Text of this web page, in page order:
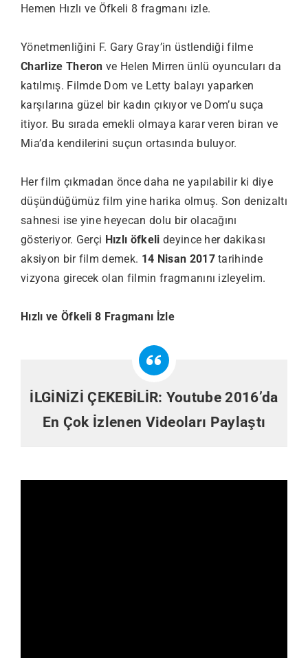
Hemen Hızlı ve Öfkeli 8 fragmanı izle.
Yönetmenliğini F. Gary Gray’in üstlendiği filme
Charlize Theron ve Helen Mirren ünlü oyuncuları da
katılmış. Filmde Dom ve Letty balayı yaparken
karşılarına güzel bir kadın çıkıyor ve Dom’u suça
itiyor. Bu sırada emekli olmaya karar veren biran ve
Mia’da kendilerini suçun ortasında buluyor.
Her film çıkmadan önce daha ne yapılabilir ki diye
düşündüğümüz film yine harika olmuş. Son denizaltı
sahnesi ise yine heyecan dolu bir olacağını
gösteriyor. Gerçi Hızlı öfkeli deyince her dakikası
aksiyon bir film demek. 14 Nisan 2017tarihinde
vizyona girecek olan filmin fragmanını izleyelim.
Hızlı ve Öfkeli 8 Fragmanı İzle
İLGİNİZİ ÇEKEBİLİR: Youtube 2016’da
En Çok İzlenen Videoları Paylaştı